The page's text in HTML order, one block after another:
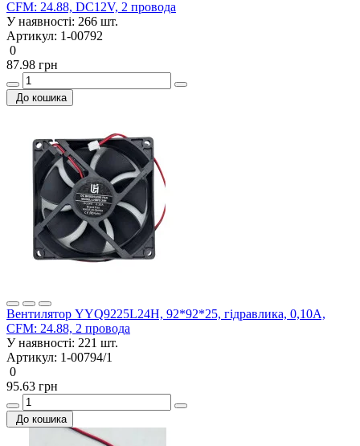
CFM: 24.88, DC12V, 2 провода
У наявності: 266 шт.
Артикул: 1-00792
0
87.98 грн
До кошика
Вентилятор YYQ9225L24H, 92*92*25, гідравлика, 0,10А,
CFM: 24.88, 2 провода
У наявності: 221 шт.
Артикул: 1-00794/1
0
95.63 грн
До кошика